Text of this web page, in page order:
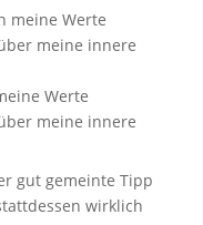
Werte
meine innere
gut gemeinte Tipp
wirklich